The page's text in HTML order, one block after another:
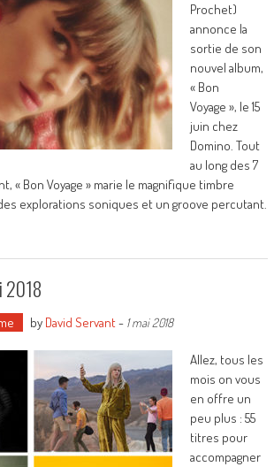
Prochet)
annonce la
sortie de son
nouvel album,
« Bon
Voyage », le 15
juin chez
Domino. Tout
au long des 7
« Bon Voyage » marie le magnifique timbre
explorations soniques et un groove percutant.
2018
by David Servant- 1 mai 2018
Allez, tous les
mois on vous
en offre un
peu plus : 55
titres pour
accompagner